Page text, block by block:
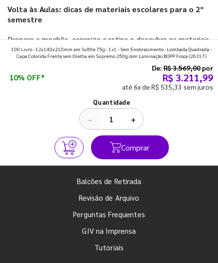
Volta às Aulas: dicas de materiais escolares para o 2º
semestre
Prepare a mochila, organize a rotina e descubra os materiais
que fazem toda diferença para começar o segundo
100 Livro - 12x140x210mm em Sulfite 75g - 1x1 - Sem Enobrecimento - Lombada Quadrada -
Capa Colorida Frente sem Orelha em Supremo 250g com Laminação BOPP Fosca (26317)
10% OFF*
De: R$ 3.569,00 por
R$ 3.211,99
até 6x de R$ 535,33 sem juros
Quantidade
− +
Comprar
Balcões de Retirada
Revisão de Arquivo
Perguntas Frequentes
GIV na Imprensa
Tutoriais